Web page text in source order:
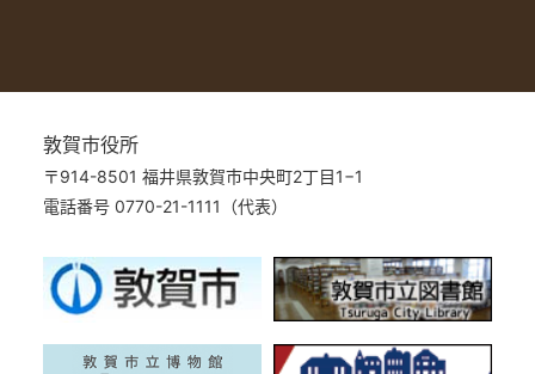
敦賀市役所
〒914-8501 福井県敦賀市中央町2丁目1−1
電話番号 0770-21-1111（代表）